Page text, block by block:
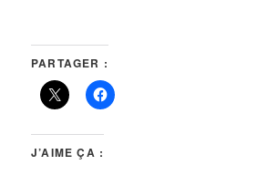
PARTAGER :
J’AIME ÇA :